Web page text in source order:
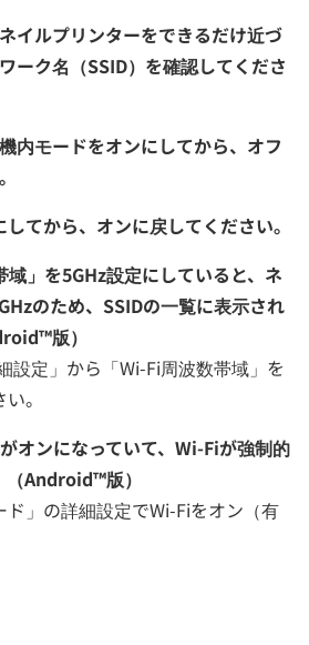
イルプリンターをできるだけ近づ
ーク名（SSID）を確認してくださ
内モードをオンにしてから、オフ
てから、オンに戻してください。
域」を5GHz設定にしていると、ネ
のため、SSIDの一覧に表示され
版）
設定」から「Wi-Fi周波数帯域」を
。
オンになっていて、Wi-Fiが強制的
（Android™版）
ド」の詳細設定でWi-Fiをオン（有